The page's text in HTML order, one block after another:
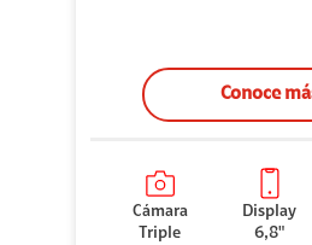
Conoce
Cámara
Triple
Display
6,8"